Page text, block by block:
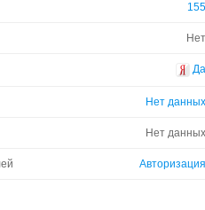
155
Нет
Да
Нет данных
Нет данных
Авторизация